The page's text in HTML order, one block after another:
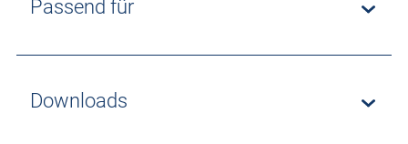
Passend für
Downloads